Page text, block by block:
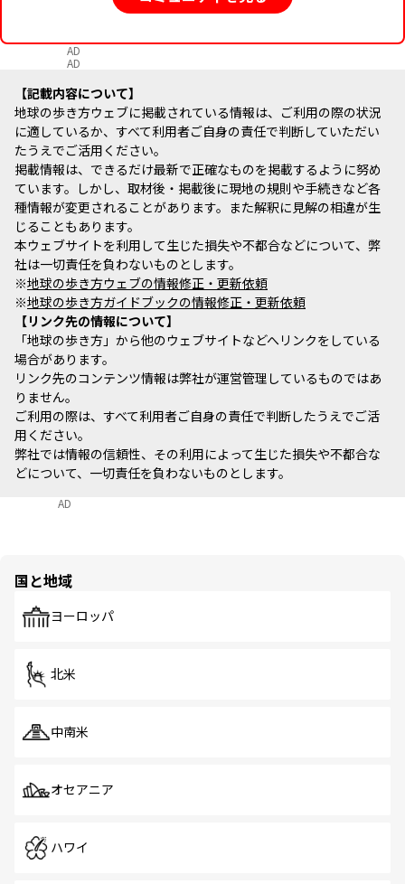
AD
AD
記載内容について
地球の歩き方ウェブに掲載されている情報は、ご利用の際の状況
に適しているか、すべて利用者ご自身の責任で判断していただい
たうえでご活用ください。
掲載情報は、できるだけ最新で正確なものを掲載するように努め
ています。しかし、取材後・掲載後に現地の規則や手続きなど各
種情報が変更されることがあります。また解釈に見解の相違が生
じることもあります。
本ウェブサイトを利用して生じた損失や不都合などについて、弊
社は一切責任を負わないものとします。
※地球の歩き方ウェブの情報修正・更新依頼
※地球の歩き方ガイドブックの情報修正・更新依頼
リンク先の情報について
「地球の歩き方」から他のウェブサイトなどへリンクをしている
場合があります。
リンク先のコンテンツ情報は弊社が運営管理しているものではあ
りません。
ご利用の際は、すべて利用者ご自身の責任で判断したうえでご活
用ください。
弊社では情報の信頼性、その利用によって生じた損失や不都合な
どについて、一切責任を負わないものとします。
AD
国と地域
ヨーロッパ
北米
中南米
オセアニア
ハワイ